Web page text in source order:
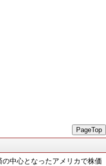
PageTop
中心となったアメリカで株価